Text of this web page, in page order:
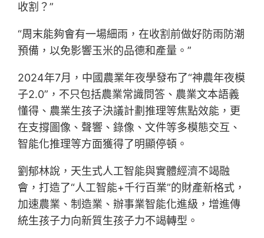
收割？”
“周末能夠會有一場細雨，在收割前做好防雨防潮
預備，以免影響玉米的品德和產量。”
2024年7月，中國農業年夜學發布了“神農年夜模
子2.0”，不只包括農業常識問答、農業文本語義
懂得、農業生孩子決議計劃推理等焦點效能，更
在支撐圖像、聲響、錄像、文件等多模態交互、
智能化推理等方面獲得了明顯停頓。
劉郁林說，天生式人工智能與實體經濟不竭融
會，打造了“人工智能+千行百業”的財產新格式，
加速農業、制造業、辦事業智能化進級，增進傳
統生孩子力向新質生孩子力不竭轉型。